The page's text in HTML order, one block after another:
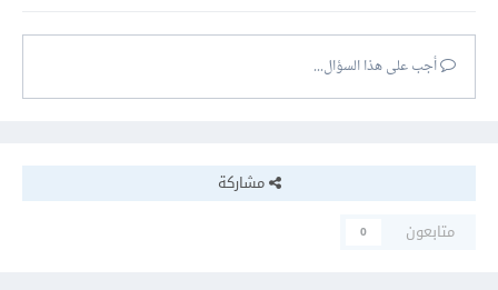
أجب على هذا السؤال...
مشاركة
متابعون
0